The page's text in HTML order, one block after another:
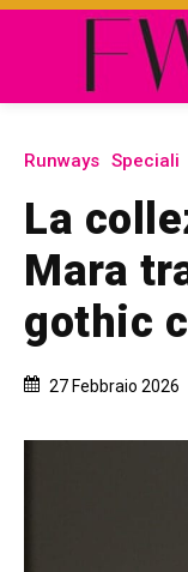
Runways Speciali
La
Mara
gothic
27 Febbraio 2026